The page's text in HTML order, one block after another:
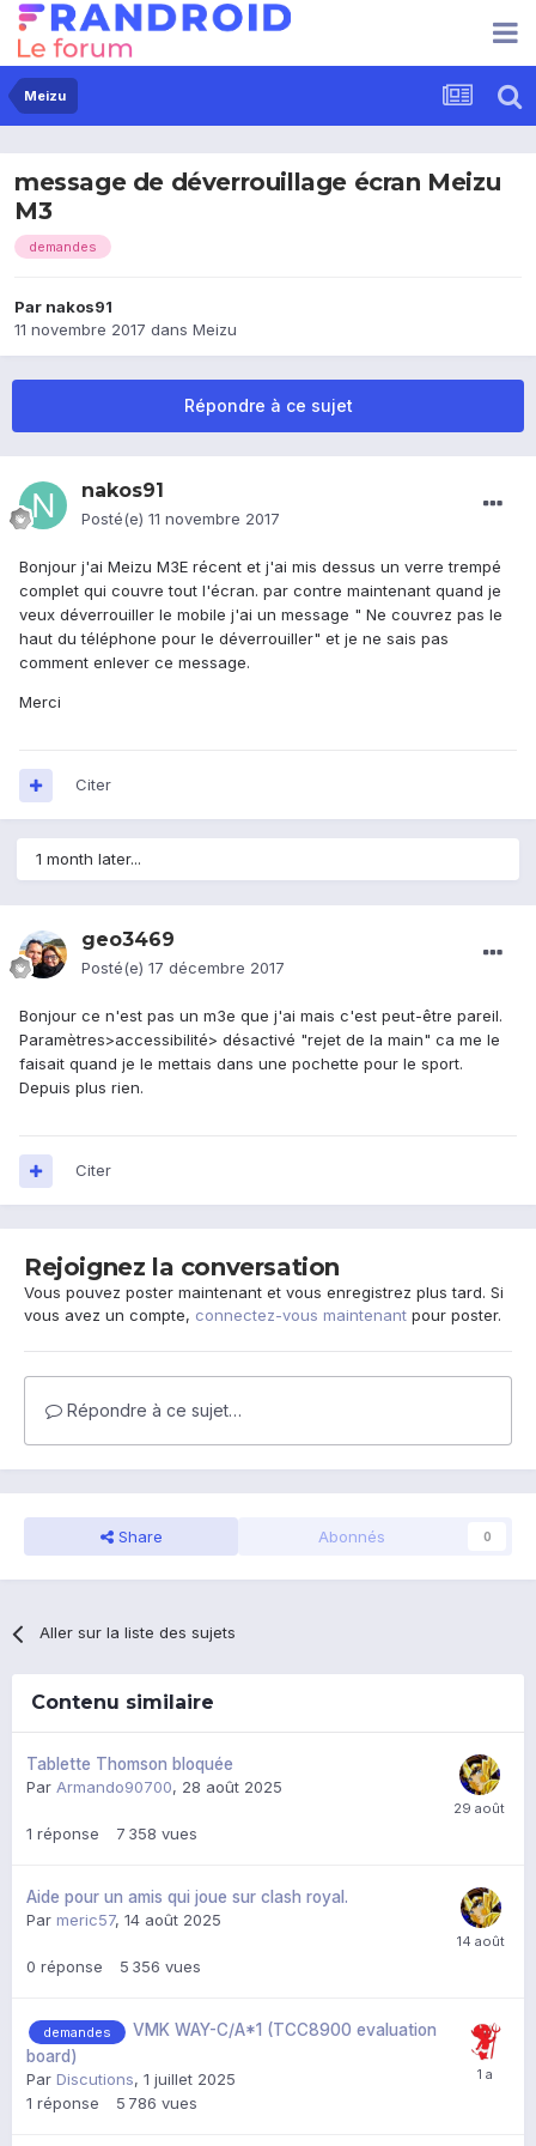
Meizu
message de déverrouillage écran Meizu
M3
demandes
Par nakos91
11 novembre 2017 dans Meizu
Répondre à ce sujet
nakos91
Posté(e) 11 novembre 2017
Bonjour j'ai Meizu M3E récent et j'ai mis dessus un verre trempé
complet qui couvre tout l'écran. par contre maintenant quand je
veux déverrouiller le mobile j'ai un message " Ne couvrez pas le
haut du téléphone pour le déverrouiller" et je ne sais pas
comment enlever ce message.
Merci
Citer
1 month later...
geo3469
Posté(e) 17 décembre 2017
Bonjour ce n'est pas un m3e que j'ai mais c'est peut-être pareil.
Paramètres>accessibilité> désactivé "rejet de la main" ca me le
faisait quand je le mettais dans une pochette pour le sport.
Depuis plus rien.
Citer
Rejoignez la conversation
Vous pouvez poster maintenant et vous enregistrez plus tard. Si
vous avez un compte, connectez-vous maintenant pour poster.
Répondre à ce sujet…
Share Abonnés 0
Aller sur la liste des sujets
Contenu similaire
Tablette Thomson bloquée
Par Armando90700, 28 août 2025
1 réponse 7 358 vues
Aide pour un amis qui joue sur clash royal.
Par meric57, 14 août 2025
0 réponse 5 356 vues
demandes
VMK WAY-C/A*1 (TCC8900 evaluation
board)
Par Discutions, 1 juillet 2025
1 réponse 5 786 vues